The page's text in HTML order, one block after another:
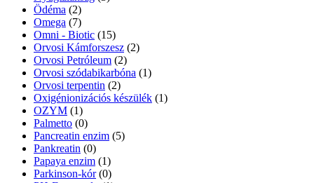
Ödéma (2)
Omega (7)
Omni - Biotic (15)
Orvosi Kámforszesz (2)
Orvosi Petróleum (2)
Orvosi szódabikarbóna (1)
Orvosi terpentin (2)
Oxigénionizációs készülék (1)
OZYM (1)
Palmetto (0)
Pancreatin enzim (5)
Pankreatin (0)
Papaya enzim (1)
Parkinson-kór (0)